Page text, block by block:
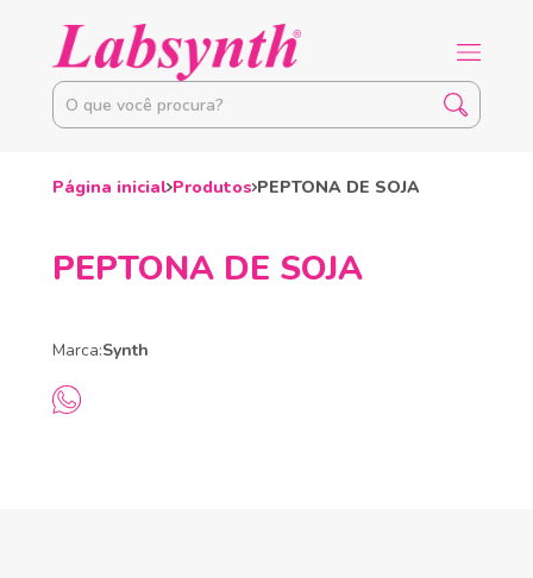
Página inicial Produtos PEPTONA DE SOJA
PEPTONA DE SOJA
Marca:Synth